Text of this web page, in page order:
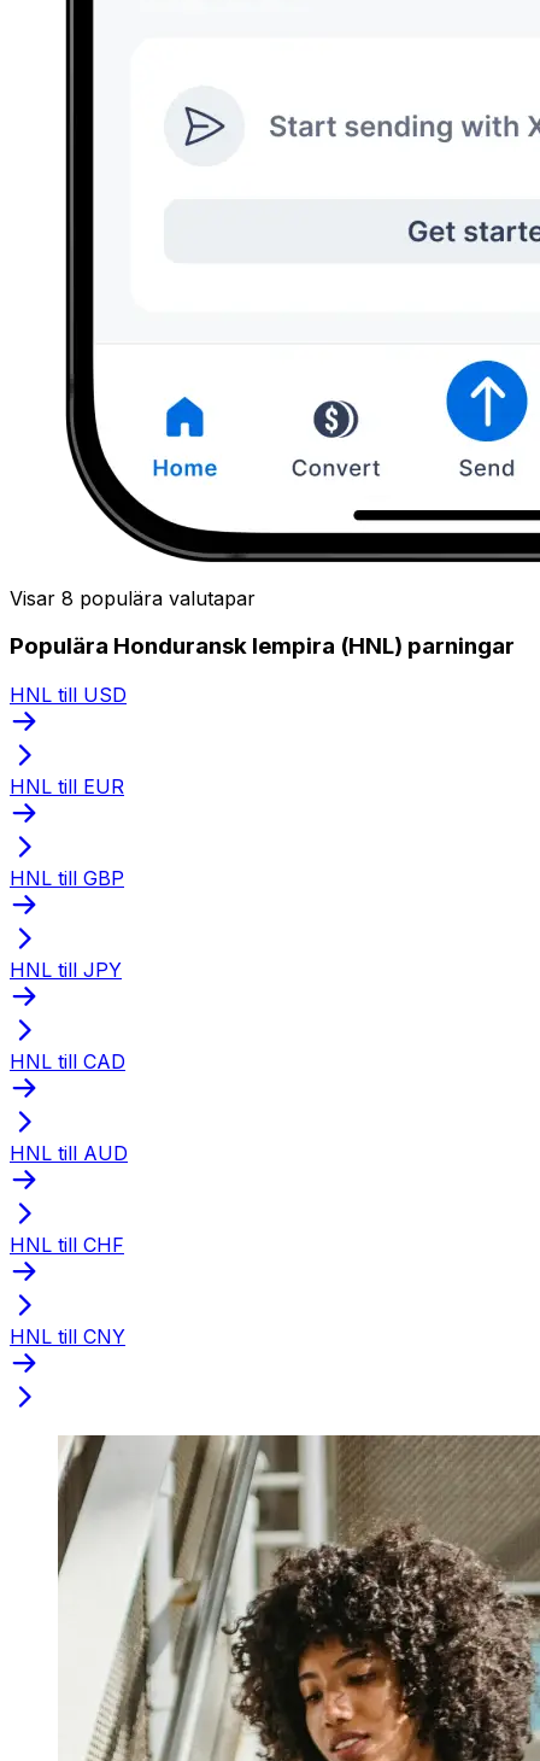
Visar 8 populära valutapar
Populära Honduransk lempira (HNL) parningar
HNL till USD
HNL till EUR
HNL till GBP
HNL till JPY
HNL till CAD
HNL till AUD
HNL till CHF
HNL till CNY